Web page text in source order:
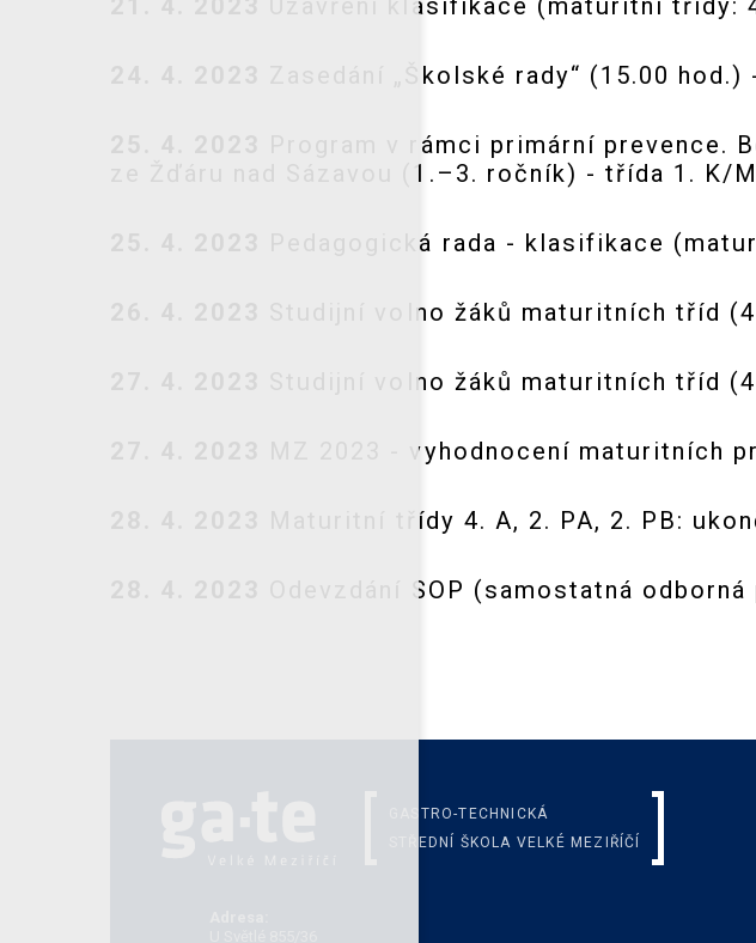
Uzavření klasifikace (maturitní třídy:
Zasedání „Školské rady“ (15.00
Program v rámci primární prevence.
ze Žďáru nad Sázavou (1.–3. ročník) - třída 1. K/
Pedagogická rada - klasifikace
Studijní volno žáků maturitních tříd
Studijní volno žáků maturitních tříd
MZ 2023 - vyhodnocení maturitních
Maturitní třídy 4. A, 2. PA, 2. PB:
Odevzdání SOP (samostatná
GASTRO-TECHNICKÁ
STŘEDNÍ ŠKOLA VELKÉ MEZIŘÍČÍ